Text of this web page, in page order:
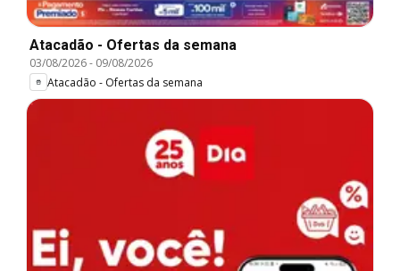
Atacadão - Ofertas da semana
03/08/2026- 09/08/2026
Atacadão - Ofertas da semana